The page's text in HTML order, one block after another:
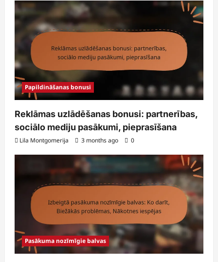
Papildināšanas bonusi
Reklāmas uzlādēšanas bonusi: partnerības,
sociālo mediju pasākumi, pieprasīšana
Lila Montgomerija 3 months ago 0
Pasākuma nozīmīgie balvas